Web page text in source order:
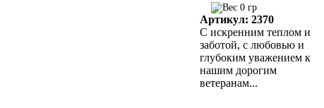
0 гр
Артикул: 2370
С искренним теплом и
заботой, с любовью и
глубоким уважением к
нашим дорогим
ветеранам...